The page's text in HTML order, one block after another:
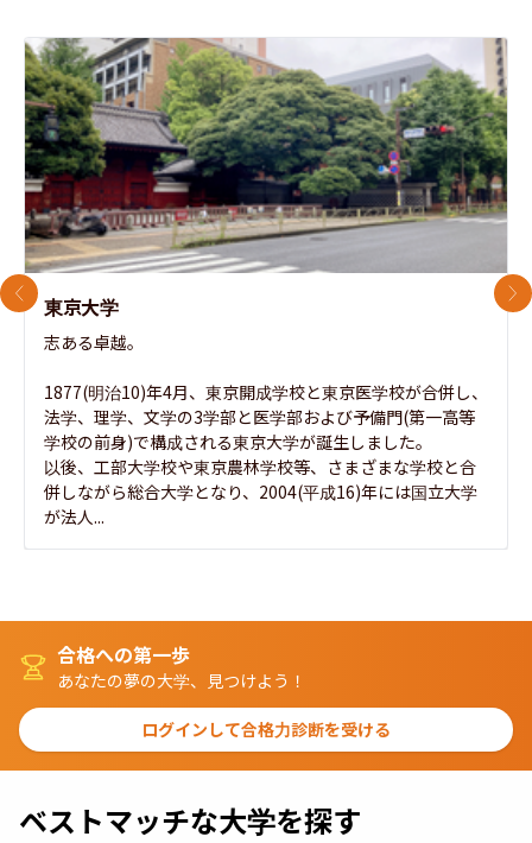
東京大学
志ある卓越。
1877(明治10)年4月、東京開成学校と東京医学校が合併し、
法学、理学、文学の3学部と医学部および予備門(第一高等
学校の前身)で構成される東京大学が誕生しました。
以後、工部大学校や東京農林学校等、さまざまな学校と合
併しながら総合大学となり、2004(平成16)年には国立大学
が法人...
前のスライド 次
合格への第一歩
あなたの夢の大学、見つけよう！
ログインして合格力診断を受ける
ベストマッチな大学を探す